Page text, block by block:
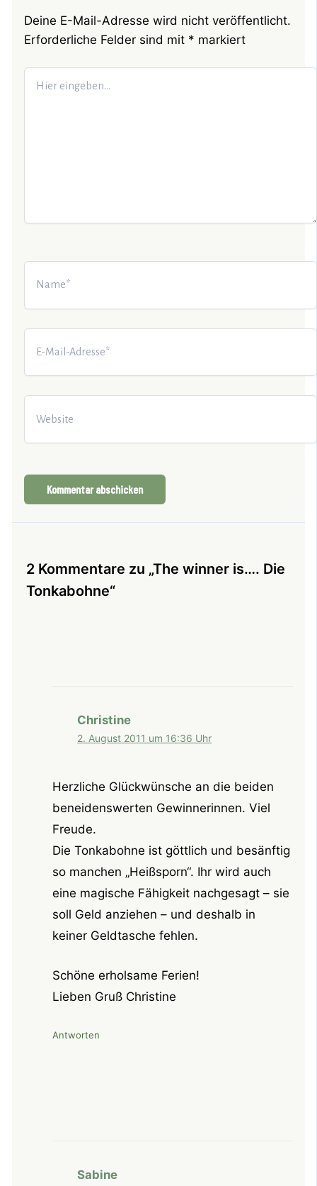
Deine E-Mail-Adresse wird nicht veröffentlicht.
Erforderliche Felder sind mit * markiert
Hier
eingeben…
Name*
E-
Mail-
Website
2 Kommentare zu „The winner is…. Die
Tonkabohne“
Christine
2. August 2011 um 16:36 Uhr
Herzliche Glückwünsche an die beiden
beneidenswerten Gewinnerinnen. Viel
Freude.
Die Tonkabohne ist göttlich und besänftig
so manchen „Heißsporn“. Ihr wird auch
eine magische Fähigkeit nachgesagt – sie
soll Geld anziehen – und deshalb in
keiner Geldtasche fehlen.
Schöne erholsame Ferien!
Lieben Gruß Christine
Antworten
Sabine